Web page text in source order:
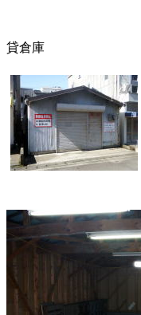
貸倉庫